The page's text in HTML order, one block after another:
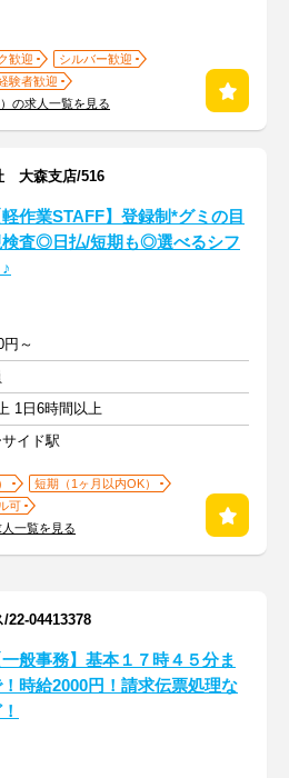
歓迎
シルバー歓迎
験者歓迎
の求人一覧を見る
大森支店/516
軽作業STAFF】登録制*グミの目
検査◎日払/短期も◎選べるシフ
♪
円～
1日6時間以上
イド駅
短期（1ヶ月以内OK）
可
一覧を見る
22-04413378
一般事務】基本１７時４５分ま
時給2000円！請求伝票処理な